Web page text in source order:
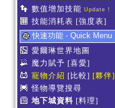
數值增加技能 Update !
技能消耗表 [強度表]
快速功能 - Quick Menu
愛爾琳世界地圖
魔力賦予 [喜愛]
寵物介紹 [比較] [夥伴]
怪物導覽搜尋
地下城資料 [料理]